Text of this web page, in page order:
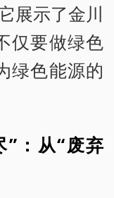
展示了金川
仅要做绿色
绿色能源的
”：从“废弃